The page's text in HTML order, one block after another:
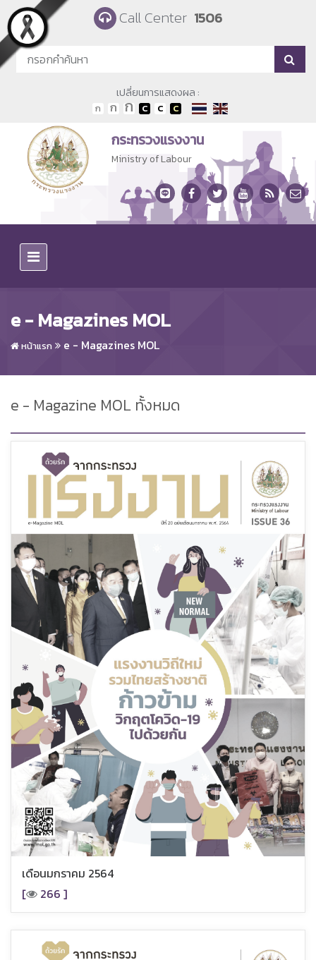
Skip to main content Call Center 1506
เปลี่ยนการแสดงผล :
กระทรวงแรงงาน
Ministry of Labour
e - Magazines MOL
หน้าแรก e - Magazines MOL
e - Magazine MOL ทั้งหมด
เดือนมกราคม 2564
[
266 ]